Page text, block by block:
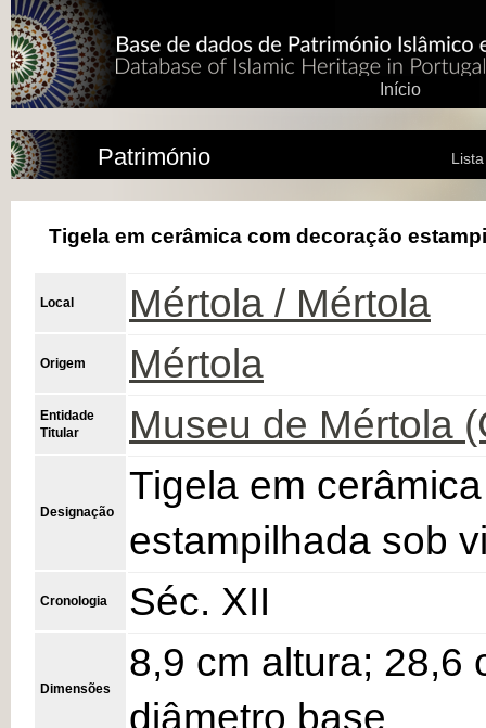
Início
Património
Tigela em cerâmica com decoração
Local Mértola / Mértola
Origem Mértola
Entidade
Titular
Museu de Mértola
Designação
Tigela em
estampilhada sob
Cronologia Séc. XII
Dimensões
8,9 cm altura; 28,6
diâmetro base